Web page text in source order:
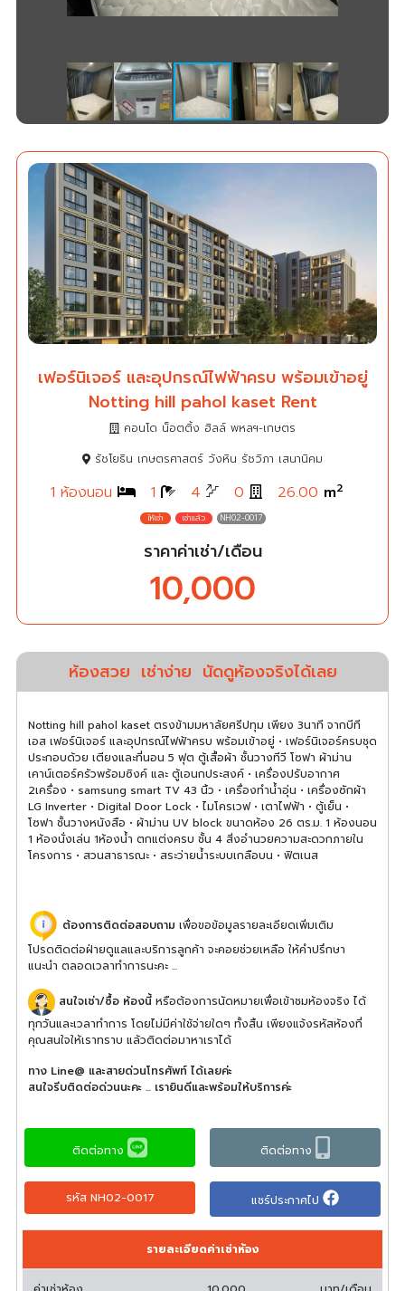
เฟอร์นิเจอร์ และอุปกรณ์ไฟฟ้าครบ พร้อมเข้าอยู่
Notting hill pahol kaset Rent
คอนโด น็อตติ้ง ฮิลล์ พหลฯ-เกษตร
รัชโยธิน เกษตรศาสตร์ วังหิน รัชวิภา เสนานิคม
1 ห้องนอน 1 4 0 26.00 m2
NH02-0017
ราคาค่าเช่า/เดือน
10,000
ห้องสวย เช่าง่าย นัดดูห้องจริงได้เลย
Notting hill pahol kaset ตรงข้ามมหาลัยศรีปทุม เพียง 3นาที จากบีที
เอส เฟอร์นิเจอร์ และอุปกรณ์ไฟฟ้าครบ พร้อมเข้าอยู่ • เฟอร์นิเจอร์ครบชุด
ประกอบด้วย เตียงและที่นอน 5 ฟุต ตู้เสื้อผ้า ชั้นวางทีวี โซฟา ผ้าม่าน
เคาน์เตอร์ครัวพร้อมซิงค์ และ ตู้เอนกประสงค์ • เครื่องปรับอากาศ
2เครื่อง • samsung smart TV 43 นิ้ว • เครื่องทำน้ำอุ่น • เครื่องซักผ้า
LG Inverter • Digital Door Lock • ไมโครเวฟ • เตาไฟฟ้า • ตู้เย็น •
โซฟา ชั้นวางหนังสือ • ผ้าม่าน UV block ขนาดห้อง 26 ตร.ม. 1 ห้องนอน
1 ห้องนั่งเล่น 1ห้องน้ำ ตกแต่งครบ ชั้น 4 สิ่งอำนวยความสะดวกภายใน
โครงการ • สวนสาธารณะ • สระว่ายน้ำระบบเกลือบน • ฟิตเนส
ต้องการติดต่อสอบถาม เพื่อขอข้อมูลรายละเอียดเพิ่มเติม
โปรดติดต่อฝ่ายดูแลและบริการลูกค้า จะคอยช่วยเหลือ ให้คำปรึกษา
แนะนำ ตลอดเวลาทำการนะคะ ...
สนใจเช่า/ซื้อ ห้องนี้ หรือต้องการนัดหมายเพื่อเข้าชมห้องจริง ได้
ทุกวันและเวลาทำการ โดยไม่มีค่าใช้จ่ายใดๆ ทั้งสิ้น เพียงแจ้งรหัสห้องที่
คุณสนใจให้เราทราบ แล้วติดต่อมาหาเราได้
ทาง Line@ และสายด่วนโทรศัพท์ ได้เลยค่ะ
สนใจรีบติดต่อด่วนนะคะ ... เรายินดีและพร้อมให้บริการค่ะ
ติดต่อทาง ติดต่อทาง
รหัส NH02-0017 แชร์ประกาศไป
รายละเอียดค่าเช่าห้อง